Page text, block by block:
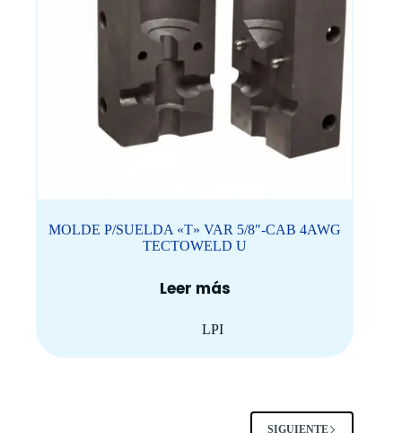
MOLDE P/SUELDA «T» VAR 5/8″-CAB 4AWG
TECTOWELD U
Leer más
LPI
SIGUIENTE